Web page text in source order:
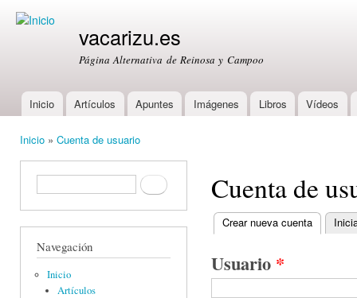
vacarizu.es
Página Alternativa de Reinosa y Campoo
Main menu
Inicio Artículos Apuntes Imágenes Libros Vídeos
Inicio » Cuenta de usuario
Formulario de búsquedaBuscar
Navegación
Inicio
Artículos
Cuenta de
Primary tabs
Crear nueva cuenta (active
Usuario *